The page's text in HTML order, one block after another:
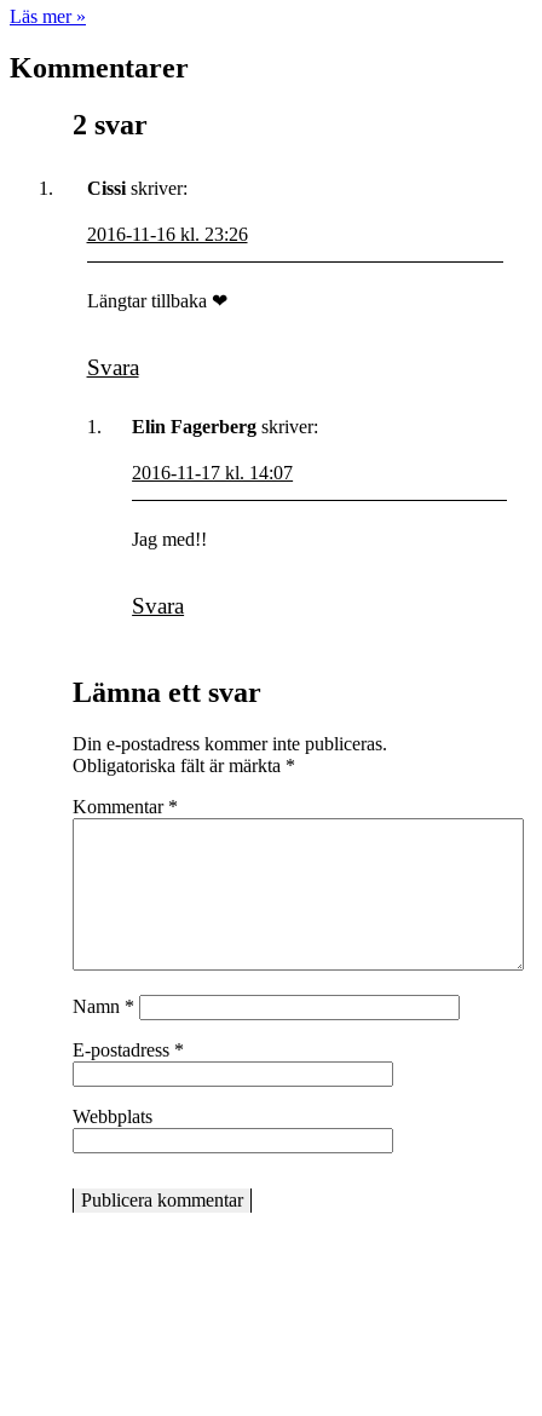
Läs mer »
Kommentarer
2 svar
Cissi skriver:
2016-11-16 kl. 23:26
Längtar tillbaka ❤
Svara
Elin Fagerberg skriver:
2016-11-17 kl. 14:07
Jag med!!
Svara
Lämna ett svar
Din e-postadress kommer inte publiceras.
Obligatoriska fält är märkta *
Kommentar *
Namn *
E-postadress *
Webbplats